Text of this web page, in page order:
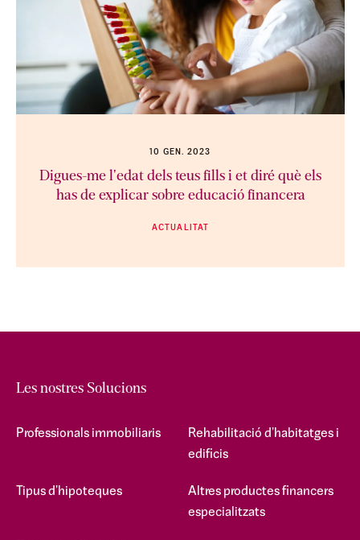
10 GEN. 2023
Digues-me l'edat dels teus fills i et diré què els
has de explicar sobre educació financera
ACTUALITAT
Les nostres Solucions
Professionals immobiliaris
Rehabilitació d'habitatges i
edificis
Tipus d'hipoteques
Altres productes financers
especialitzats